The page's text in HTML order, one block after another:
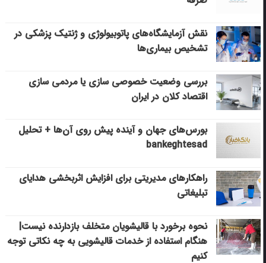
نقش آزمایشگاه‌های پاتوبیولوژی و ژنتیک پزشکی در
تشخیص بیماری‌ها
بررسی وضعیت خصوصی سازی یا مردمی سازی
اقتصاد کلان در ایران
بورس‌های جهان و آینده پیش روی آن‌ها + تحلیل
bankeghtesad
راهکارهای مدیریتی برای افزایش اثربخشی هدایای
تبلیغاتی
نحوه برخورد با قالیشویان متخلف بازدارنده نیست|
هنگام استفاده از خدمات قالیشویی به چه نکاتی توجه
کنیم